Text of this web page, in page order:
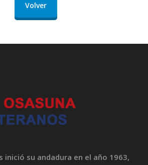
Volver
inició su andadura en el año 1963,